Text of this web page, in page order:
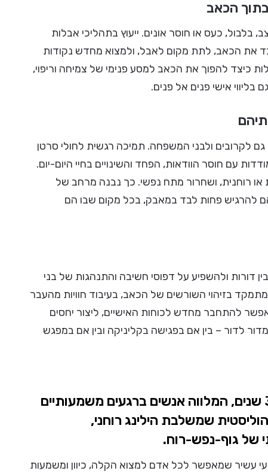
הכאב
בלבול, כעס או חוסר אונים. ייעוץ בתהליכי אבלות
את הכאב, לתת מקום לאבל, ולמצוא מחדש נקודות
כיצד להפוך את הכאב למסע פנימי של צמיחה וריפוי,
אישי פנים אל פנים.
לקרובים ולבני המשפחה. תמיכה רגשית לחולי סרטן
עם חוסר הוודאות, הפחד והשינויים בחיי היום-יום.
רוחנית, ושחרור מתח נפשי. כך נבנה מרחב של
להרגיש פחות לבד במאבק, בכל מקום שבו הם
דורות ולהשפיע על דפוסי חשיבה והתנהגות של בני
בזיהוי השורשים של הכאב, בעיבוד חוויות מהעבר
להתחבר מחדש לכוחות האישיים, ליצור יחסים
לדור – בין אם בפגישה בקליניקה ובין אם במפגש
פרדי טל הוא מטפל ויועץ עם ניסיון של מעל ל-30 שנים, המלווה אנשים ברגעים משמעותיים
שמשלבת הילינג רוחני,
של גוף-נפש-רוח.
עשיר שמאפשר לכל אדם למצוא הקלה, כיוון ומשמעות